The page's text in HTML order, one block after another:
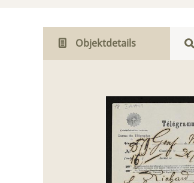
Objektdetails